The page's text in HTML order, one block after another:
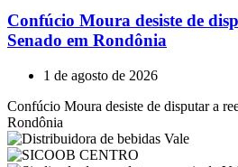
Confúcio Moura desiste de
Senado em Rondônia
1 de agosto de 2026
Confúcio Moura desiste de disputar a
Rondônia